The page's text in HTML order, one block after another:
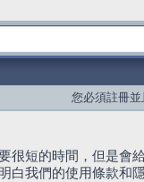
您必須註冊
很短的時間，但是會
白我們的使用條款和